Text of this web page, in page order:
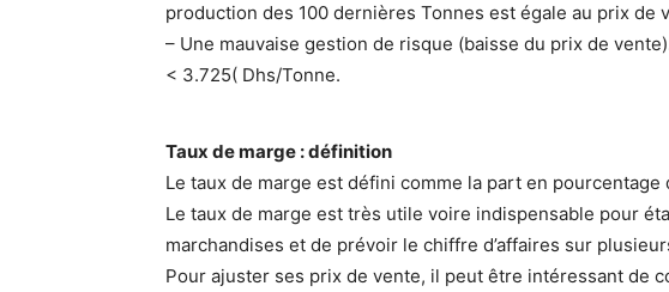
production des 100 dernières Tonnes est égale au prix de
– Une mauvaise gestion de risque (baisse du prix de
< 3.725( Dhs/Tonne.
Taux de marge : définition
Le taux de marge est défini comme la part en pourcentage
Le taux de marge est très utile voire indispensable pour
marchandises et de prévoir le chiffre d’affaires sur
Pour ajuster ses prix de vente, il peut être intéressant de